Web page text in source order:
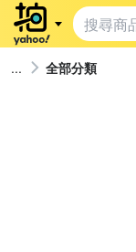
全部分類